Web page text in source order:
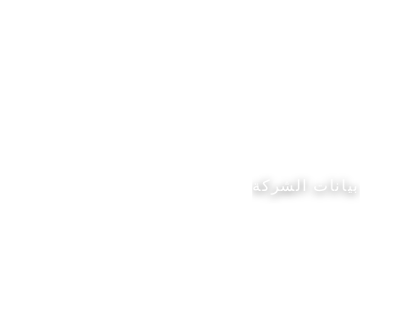
بيانات الشركة